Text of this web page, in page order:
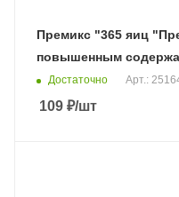
Премикс "365 яиц
повышенным
Достаточно Арт.:
109 ₽/шт